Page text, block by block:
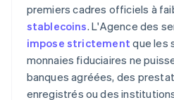
premiers cadres officiels à
stablecoins. L'Agence des
impose strictement que les
monnaies fiduciaires ne
banques agréées, des
enregistrés ou des